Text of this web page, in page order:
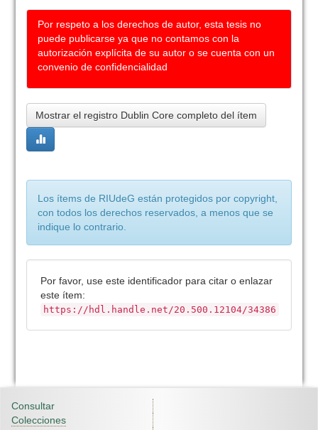
Por respeto a los derechos de autor, esta tesis no
puede publicarse ya que no contamos con la
autorización explícita de su autor o se cuenta con un
convenio de confidencialidad
Mostrar el registro Dublin Core completo del ítem
Los ítems de RIUdeG están protegidos por copyright,
con todos los derechos reservados, a menos que se
indique lo contrario.
Por favor, use este identificador para citar o enlazar
este ítem:
https://hdl.handle.net/20.500.12104/34386
Consultar
Colecciones